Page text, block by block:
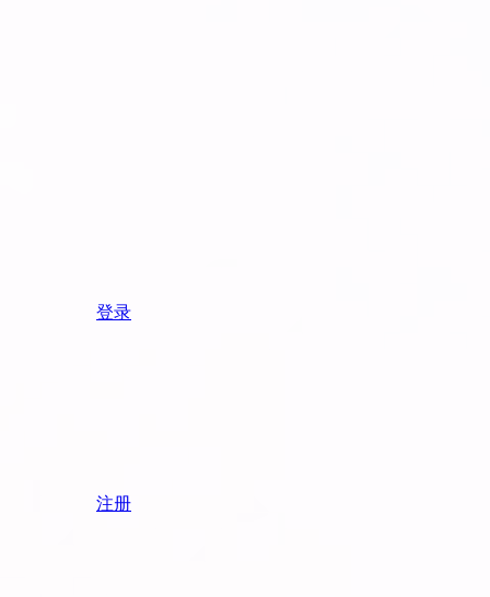
登录
注册